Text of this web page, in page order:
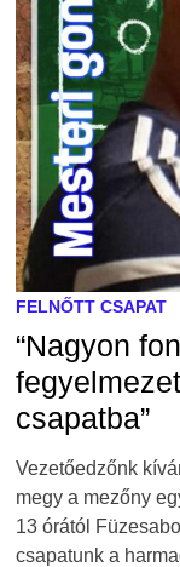
FELNŐTT CSAPAT
“Nagyon
csapatba”
Vezetőedzőnk
megy a mezőny
13 órától
csapatunk a